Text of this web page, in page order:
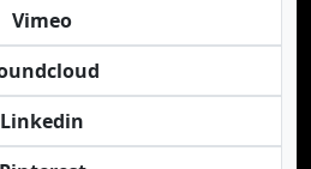
Vimeo
Linkedin